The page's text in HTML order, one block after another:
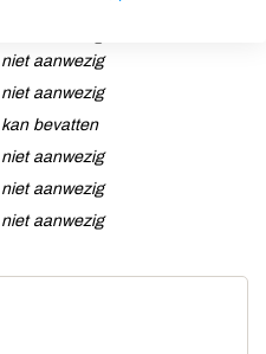
niet aanwezig
niet aanwezig
kan bevatten
niet aanwezig
niet aanwezig
niet aanwezig